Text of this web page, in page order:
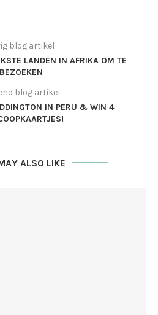
blog artikel
LANDEN IN AFRIKA OM TE
BEZOEKEN
blog artikel
IN PERU & WIN 4
ALSO LIKE